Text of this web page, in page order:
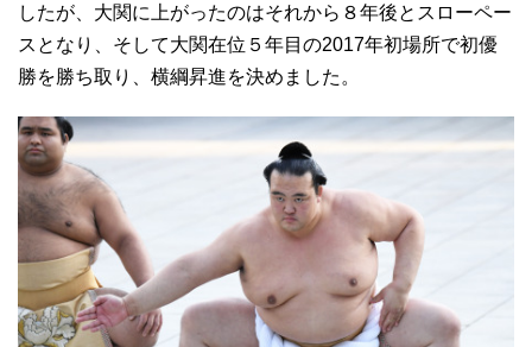
したが、大関に上がったのはそれから８年後とスローペー
スとなり、そして大関在位５年目の2017年初場所で初優
勝を勝ち取り、横綱昇進を決めました。